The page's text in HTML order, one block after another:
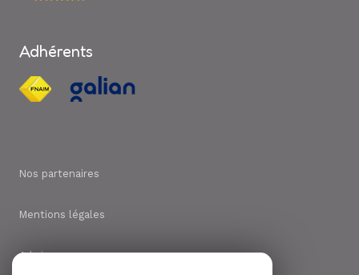
Adhérents
Nos partenaires
Mentions légales
Admin